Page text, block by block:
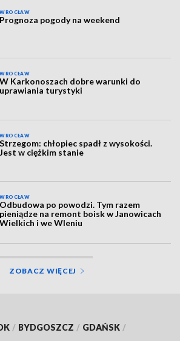
WROCŁAW
Prognoza pogody na weekend
WROCŁAW
W Karkonoszach dobre warunki do
uprawiania turystyki
WROCŁAW
Strzegom: chłopiec spadł z wysokości.
Jest w ciężkim stanie
WROCŁAW
Odbudowa po powodzi. Tym razem
pieniądze na remont boisk w Janowicach
Wielkich i we Wleniu
ZOBACZ WIĘCEJ
/ BYDGOSZCZ / GDAŃSK /